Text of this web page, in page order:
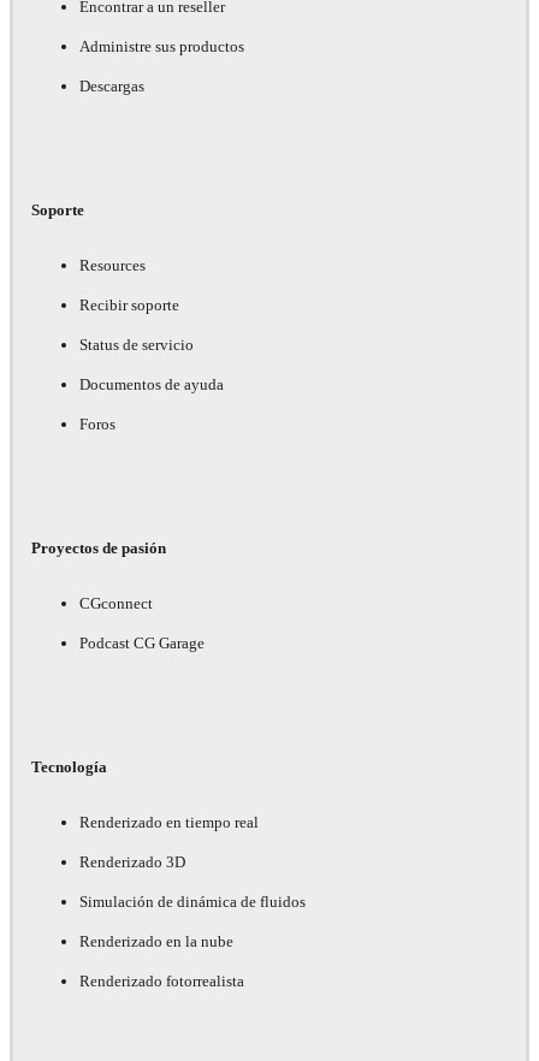
Encontrar a un reseller
Administre sus productos
Descargas
Soporte
Resources
Recibir soporte
Status de servicio
Documentos de ayuda
Foros
Proyectos de pasión
CGconnect
Podcast CG Garage
Tecnología
Renderizado en tiempo real
Renderizado 3D
Simulación de dinámica de fluidos
Renderizado en la nube
Renderizado fotorrealista